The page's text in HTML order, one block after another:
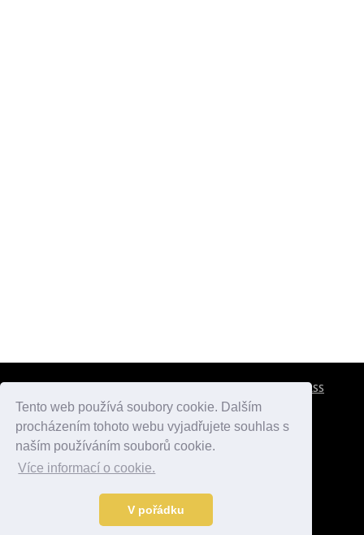
Tento web používá soubory cookie. Dalším
procházením tohoto webu vyjadřujete souhlas s
naším používáním souborů cookie.
Více informací o cookie.
V pořádku
RSS
atlaspamatek.info
Data o počasí jsou přebírána z
Kontakt:mail@desperado.cz